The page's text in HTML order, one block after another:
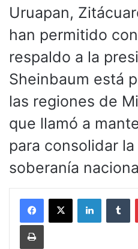
Uruapan,
han permitido
respaldo a la
Sheinbaum está
las regiones de
que llamó a
para consolidar
soberanía
LinkedIn
Imprimir